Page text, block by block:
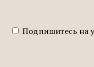
Подпишитесь на